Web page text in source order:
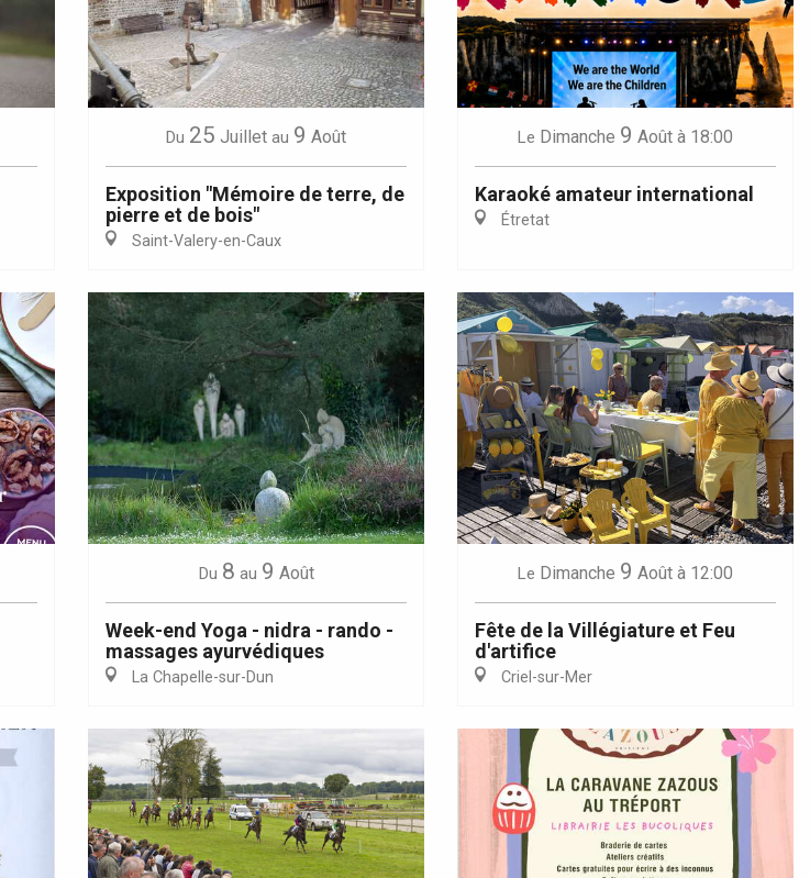
Du 25 Juillet au 9 Août
Exposition "Mémoire de terre, de
pierre et de bois"
Saint-Valery-en-Caux
Le Dimanche 9 Août à 18:00
Karaoké amateur international
Étretat
Du 8 au 9 Août
Week-end Yoga - nidra - rando -
massages ayurvédiques
La Chapelle-sur-Dun
Le Dimanche 9 Août à 12:00
Fête de la Villégiature et Feu
d'artifice
Criel-sur-Mer